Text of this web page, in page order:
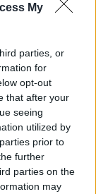
My
parties, or
for
opt-out
that after your
seeing
utilized by
prior to
further
parties on the
may